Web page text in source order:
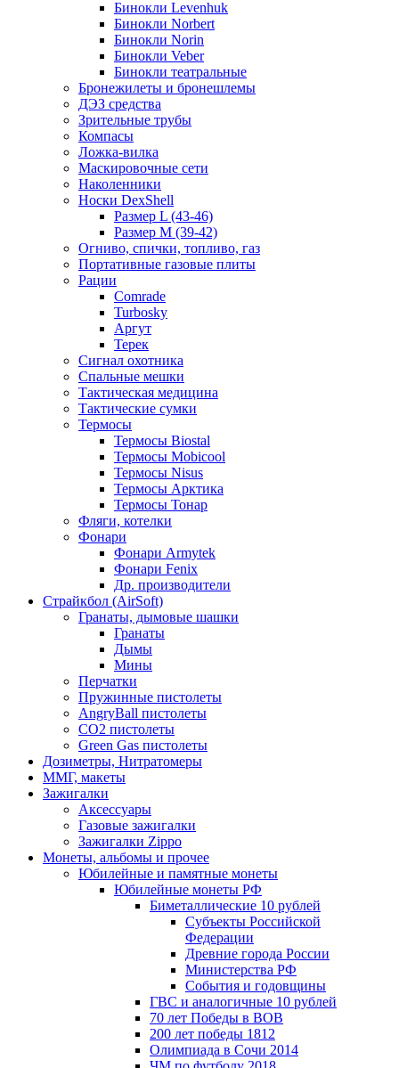
Бинокли Levenhuk
Бинокли Norbert
Бинокли Norin
Бинокли Veber
Бинокли театральные
Бронежилеты и бронешлемы
ДЭЗ средства
Зрительные трубы
Компасы
Ложка-вилка
Маскировочные сети
Наколенники
Носки DexShell
Размер L (43-46)
Размер M (39-42)
Огниво, спички, топливо, газ
Портативные газовые плиты
Рации
Comrade
Turbosky
Аргут
Терек
Сигнал охотника
Спальные мешки
Тактическая медицина
Тактические сумки
Термосы
Термосы Biostal
Термосы Mobicool
Термосы Nisus
Термосы Арктика
Термосы Тонар
Фляги, котелки
Фонари
Фонари Armytek
Фонари Fenix
Др. производители
Страйкбол (AirSoft)
Гранаты, дымовые шашки
Гранаты
Дымы
Мины
Перчатки
Пружинные пистолеты
AngryBall пистолеты
CO2 пистолеты
Green Gas пистолеты
Дозиметры, Нитратомеры
ММГ, макеты
Зажигалки
Аксессуары
Газовые зажигалки
Зажигалки Zippo
Монеты, альбомы и прочее
Юбилейные и памятные монеты
Юбилейные монеты РФ
Биметаллические 10 рублей
Субъекты Российской
Федерации
Древние города России
Министерства РФ
События и годовщины
ГВС и аналогичные 10 рублей
70 лет Победы в ВОВ
200 лет победы 1812
Олимпиада в Сочи 2014